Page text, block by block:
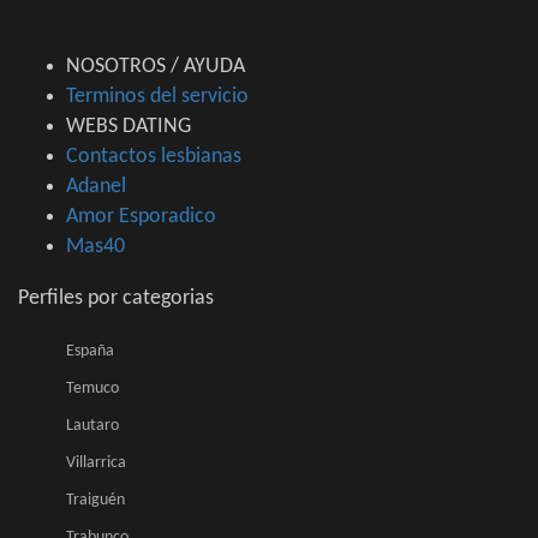
NOSOTROS / AYUDA
Terminos del servicio
WEBS DATING
Contactos lesbianas
Adanel
Amor Esporadico
Mas40
Perfiles por categorias
España
Temuco
Lautaro
Villarrica
Traiguén